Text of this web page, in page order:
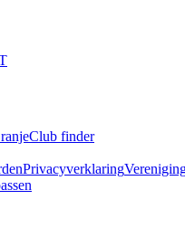
Club finder
Privacyverklaring